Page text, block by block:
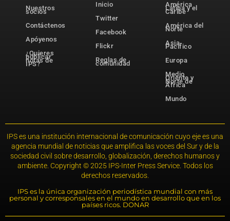
Nuestros
socios
Contáctenos
Apóyenos
¿Quieres
publicar
notas de
IPS?
Inicio
Twitter
Facebook
Flickr
Reglas de
comunidad
América
Latina y el
Caribe
América del
Norte
Asia-
Pacífico
Europa
Medio
Oriente y
Norte de
África
Mundo
IPS es una institución internacional de comunicación cuyo eje es una
agencia mundial de noticias que amplifica las voces del Sur y de la
sociedad civil sobre desarrollo, globalización, derechos humanos y
ambiente. Copyright © 2025 IPS-Inter Press Service. Todos los
derechos reservados.
IPS es la única organización periodística mundial con más
personal y corresponsales en el mundo en desarrollo que en los
países ricos. DONAR